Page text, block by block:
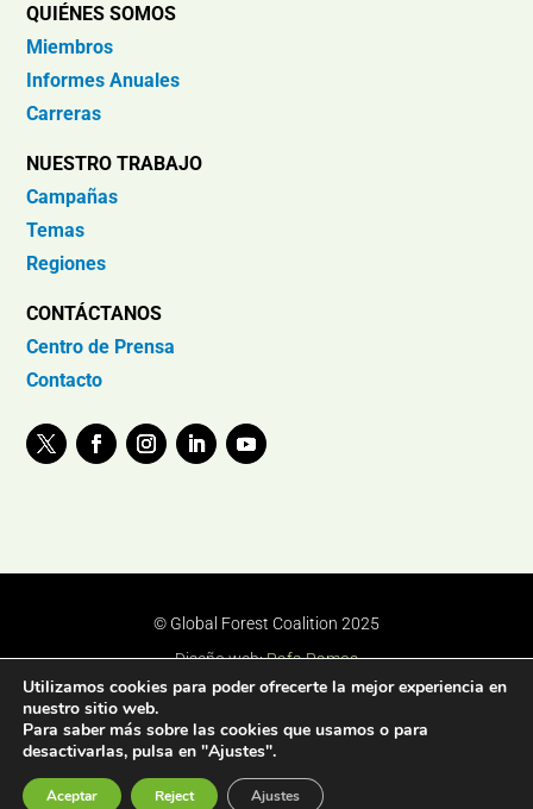
QUIÉNES SOMOS
Miembros
Informes Anuales
Carreras
NUESTRO TRABAJO
Campañas
Temas
Regiones
CONTÁCTANOS
Centro de Prensa
Contacto
© Global Forest Coalition 2025
Diseño web:Rafa Ramos
Utilizamos cookies para poder ofrecerte la mejor experiencia en
nuestro sitio web.
Para saber más sobre las cookies que usamos o para
desactivarlas, pulsa en "Ajustes".
Aceptar Reject Ajustes